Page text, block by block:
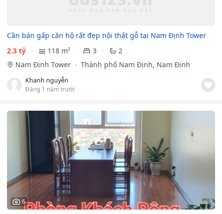
Cần bán gấp căn hộ rất đẹp nội thất gỗ tại Nam Định Tower
2.3 tỷ
118 m² 3
2
Nam Định Tower
Thành phố Nam Định, Nam Định
Khanh nguyễn
Đăng 1 năm trước
6